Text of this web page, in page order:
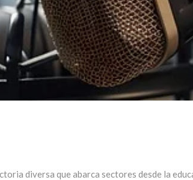
diversa que abarca sectores desde la